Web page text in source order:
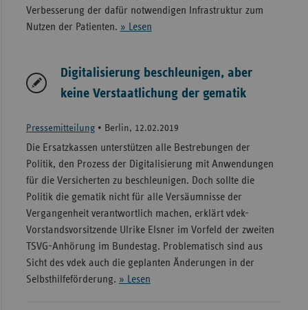
Verbesserung der dafür notwendigen Infrastruktur zum
Nutzen der Patienten. » Lesen
Digitalisierung beschleunigen, aber
keine Verstaatlichung der gematik
Pressemitteilung• Berlin, 12.02.2019
Die Ersatzkassen unterstützen alle Bestrebungen der
Politik, den Prozess der Digitalisierung mit Anwendungen
für die Versicherten zu beschleunigen. Doch sollte die
Politik die gematik nicht für alle Versäumnisse der
Vergangenheit verantwortlich machen, erklärt vdek-
Vorstandsvorsitzende Ulrike Elsner im Vorfeld der zweiten
TSVG-Anhörung im Bundestag. Problematisch sind aus
Sicht des vdek auch die geplanten Änderungen in der
Selbsthilfeförderung. » Lesen